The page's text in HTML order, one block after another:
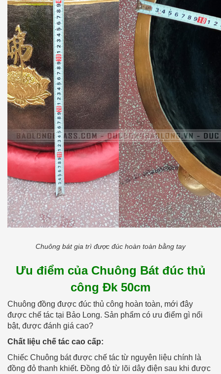
Chuông bát gia trì được đúc hoàn toàn bằng tay
Ưu điểm của Chuông Bát đúc thủ
công Đk 50cm
Chuông đồng được đúc thủ công hoàn toàn, mới đây
được chế tác tại Bảo Long. Sản phẩm có ưu điểm gì nổi
bật, được đánh giá cao?
Chất liệu chế tác cao cấp:
Chiếc Chuông bát được chế tác từ nguyên liệu chính là
đồng đỏ thanh khiết. Đồng đỏ từ lõi dây điện sau khi được